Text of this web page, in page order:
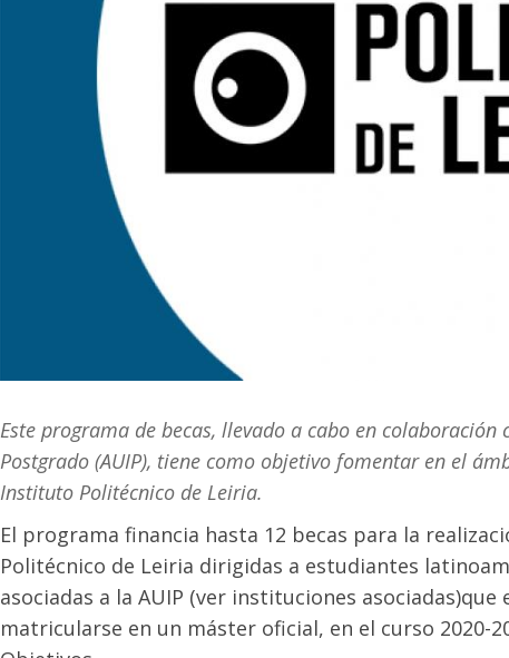
Este programa de becas, llevado a cabo en
Postgrado (AUIP), tiene como objetivo fomentar en el
Instituto Politécnico de Leiria.
El programa financia hasta 12 becas para la
Politécnico de Leiria dirigidas a estudiantes
asociadas a la AUIP (ver instituciones
matricularse en un máster oficial, en el curso 2020-